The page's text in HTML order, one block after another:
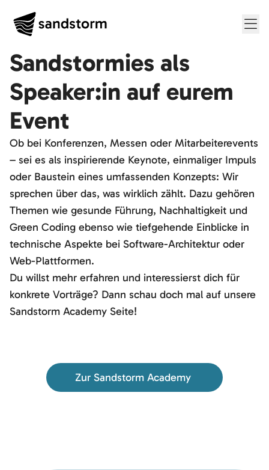
Sandstormies als
Speaker:in auf eurem
Event
Ob bei Konferenzen, Messen oder Mitarbeiterevents
– sei es als inspirierende Keynote, einmaliger Impuls
oder Baustein eines umfassenden Konzepts: Wir
sprechen über das, was wirklich zählt. Dazu gehören
Themen wie gesunde Führung, Nachhaltigkeit und
Green Coding ebenso wie tiefgehende Einblicke in
technische Aspekte bei Software-Architektur oder
Web-Plattformen.
Du willst mehr erfahren und interessierst dich für
konkrete Vorträge? Dann schau doch mal auf unsere
Sandstorm Academy Seite!
Zur Sandstorm Academy